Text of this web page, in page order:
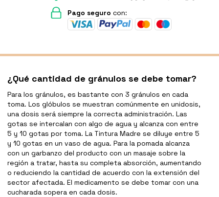
Pago seguro con:
¿Qué cantidad de gránulos se debe tomar?
Para los gránulos, es bastante con 3 gránulos en cada
toma. Los glóbulos se muestran comúnmente en unidosis,
una dosis será siempre la correcta administración. Las
gotas se intercalan con algo de agua y alcanza con entre
5 y 10 gotas por toma. La Tintura Madre se diluye entre 5
y 10 gotas en un vaso de agua. Para la pomada alcanza
con un garbanzo del producto con un masaje sobre la
región a tratar, hasta su completa absorción, aumentando
o reduciendo la cantidad de acuerdo con la extensión del
sector afectada. El medicamento se debe tomar con una
cucharada sopera en cada dosis.